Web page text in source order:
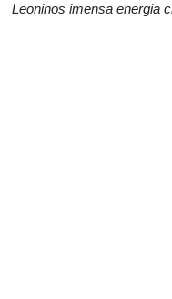
Leoninos imensa energia